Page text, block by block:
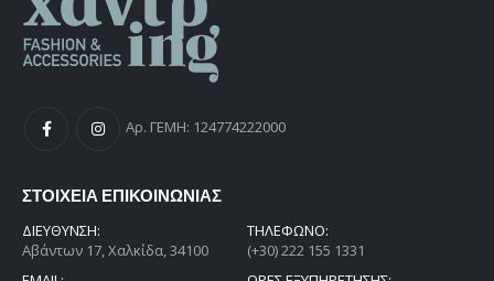
Αρ. ΓΕΜΗ: 124774222000
ΣΤΟΙΧΕΙΑ ΕΠΙΚΟΙΝΩΝΙΑΣ
ΔΙΕΎΘΥΝΣΗ:
Αβάντων 17, Χαλκίδα, 34100
ΤΗΛΕΦΩΝΟ:
(+30) 222 155 1331